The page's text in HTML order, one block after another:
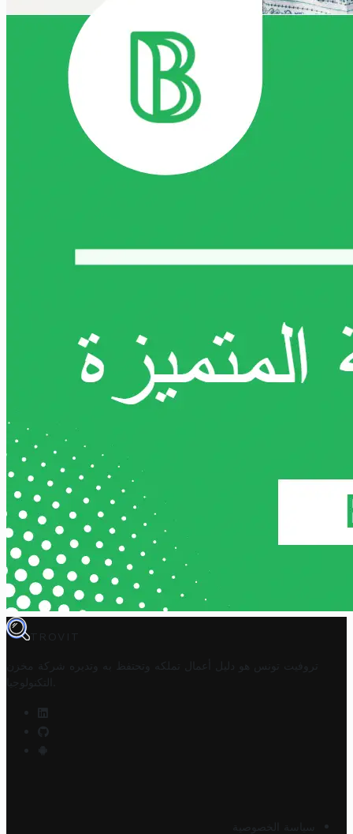
TROVIT
تروفيت تونس هو دليل أعمال تملكه وتحتفظ به وتديره
شركة مخزن
التكنولوجيا
سياسة الخصوصية